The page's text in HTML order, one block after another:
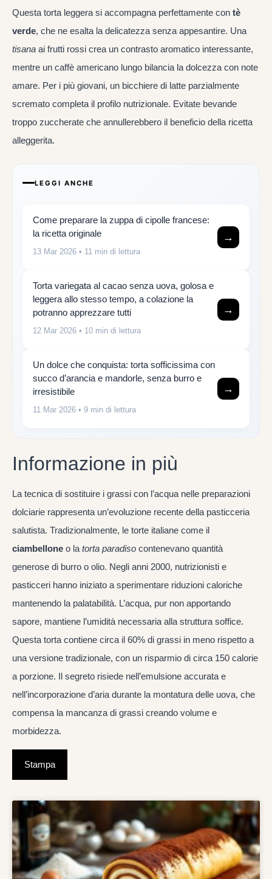
Questa torta leggera si accompagna perfettamente con tè
verde, che ne esalta la delicatezza senza appesantire. Una
tisana ai frutti rossi crea un contrasto aromatico interessante,
mentre un caffè americano lungo bilancia la dolcezza con note
amare. Per i più giovani, un bicchiere di latte parzialmente
scremato completa il profilo nutrizionale. Evitate bevande
troppo zuccherate che annullerebbero il beneficio della ricetta
alleggerita.
LEGGI ANCHE
Come preparare la zuppa di cipolle francese:
la ricetta originale
13 Mar 2026 • 11 min di lettura
→
Torta variegata al cacao senza uova, golosa e
leggera allo stesso tempo, a colazione la
potranno apprezzare tutti
12 Mar 2026 • 10 min di lettura
→
Un dolce che conquista: torta sofficissima con
succo d’arancia e mandorle, senza burro e
irresistibile
11 Mar 2026 • 9 min di lettura
→
Informazione in più
La tecnica di sostituire i grassi con l’acqua nelle preparazioni
dolciarie rappresenta un’evoluzione recente della pasticceria
salutista. Tradizionalmente, le torte italiane come il
ciambellone o la torta paradiso contenevano quantità
generose di burro o olio. Negli anni 2000, nutrizionisti e
pasticceri hanno iniziato a sperimentare riduzioni caloriche
mantenendo la palatabilità. L’acqua, pur non apportando
sapore, mantiene l’umidità necessaria alla struttura soffice.
Questa torta contiene circa il 60% di grassi in meno rispetto a
una versione tradizionale, con un risparmio di circa 150 calorie
a porzione. Il segreto risiede nell’emulsione accurata e
nell’incorporazione d’aria durante la montatura delle uova, che
compensa la mancanza di grassi creando volume e
morbidezza.
Stampa